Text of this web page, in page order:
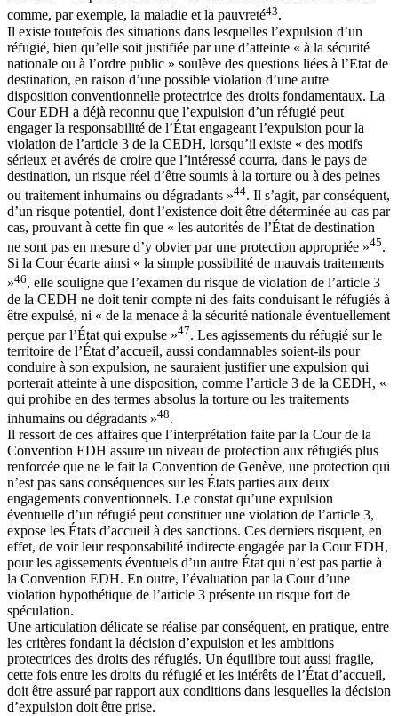
comme, par exemple, la maladie et la pauvreté43.
Il existe toutefois des situations dans lesquelles l’expulsion d’un
réfugié, bien qu’elle soit justifiée par une d’atteinte « à la sécurité
nationale ou à l’ordre public » soulève des questions liées à l’Etat de
destination, en raison d’une possible violation d’une autre
disposition conventionnelle protectrice des droits fondamentaux. La
Cour EDH a déjà reconnu que l’expulsion d’un réfugié peut
engager la responsabilité de l’État engageant l’expulsion pour la
violation de l’article 3 de la CEDH, lorsqu’il existe « des motifs
sérieux et avérés de croire que l’intéressé courra, dans le pays de
destination, un risque réel d’être soumis à la torture ou à des peines
ou traitement inhumains ou dégradants »44. Il s’agit, par conséquent,
d’un risque potentiel, dont l’existence doit être déterminée au cas par
cas, prouvant à cette fin que « les autorités de l’État de destination
ne sont pas en mesure d’y obvier par une protection appropriée »45.
Si la Cour écarte ainsi « la simple possibilité de mauvais traitements
»46, elle souligne que l’examen du risque de violation de l’article 3
de la CEDH ne doit tenir compte ni des faits conduisant le réfugiés à
être expulsé, ni « de la menace à la sécurité nationale éventuellement
perçue par l’État qui expulse »47. Les agissements du réfugié sur le
territoire de l’État d’accueil, aussi condamnables soient-ils pour
conduire à son expulsion, ne sauraient justifier une expulsion qui
porterait atteinte à une disposition, comme l’article 3 de la CEDH, «
qui prohibe en des termes absolus la torture ou les traitements
inhumains ou dégradants »48.
Il ressort de ces affaires que l’interprétation faite par la Cour de la
Convention EDH assure un niveau de protection aux réfugiés plus
renforcée que ne le fait la Convention de Genève, une protection qui
n’est pas sans conséquences sur les États parties aux deux
engagements conventionnels. Le constat qu’une expulsion
éventuelle d’un réfugié peut constituer une violation de l’article 3,
expose les États d’accueil à des sanctions. Ces derniers risquent, en
effet, de voir leur responsabilité indirecte engagée par la Cour EDH,
pour les agissements éventuels d’un autre État qui n’est pas partie à
la Convention EDH. En outre, l’évaluation par la Cour d’une
violation hypothétique de l’article 3 présente un risque fort de
spéculation.
Une articulation délicate se réalise par conséquent, en pratique, entre
les critères fondant la décision d’expulsion et les ambitions
protectrices des droits des réfugiés. Un équilibre tout aussi fragile,
cette fois entre les droits du réfugié et les intérêts de l’État d’accueil,
doit être assuré par rapport aux conditions dans lesquelles la décision
d’expulsion doit être prise.